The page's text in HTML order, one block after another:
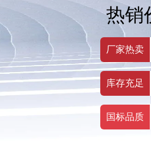
热销
厂家热卖
库存充足
国标品质